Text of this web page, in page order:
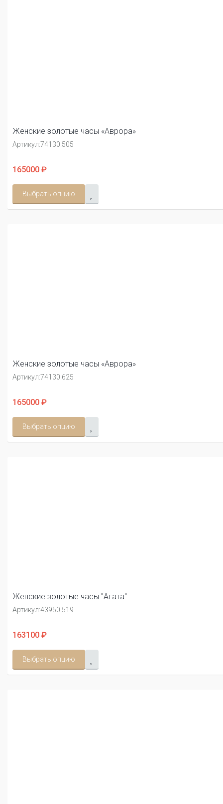
Женские золотые часы «Аврора»
Артикул:74130.505
165000 ₽
Выбрать опцию
Женские золотые часы «Аврора»
Артикул:74130.625
165000 ₽
Выбрать опцию
Женские золотые часы "Агата"
Артикул:43950.519
163100 ₽
Выбрать опцию